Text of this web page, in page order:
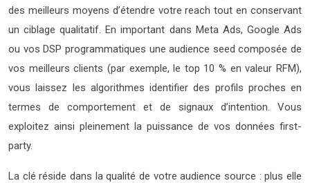
des meilleurs moyens d’étendre votre reach tout en conservant
un ciblage qualitatif. En important dans Meta Ads, Google Ads
ou vos DSP programmatiques une audience seed composée de
vos meilleurs clients (par exemple, le top 10 % en valeur RFM),
vous laissez les algorithmes identifier des profils proches en
termes de comportement et de signaux d’intention. Vous
exploitez ainsi pleinement la puissance de vos données first-
party.
La clé réside dans la qualité de votre audience source : plus elle